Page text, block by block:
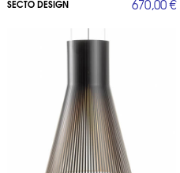
SECTO DESIGN 670,00 €